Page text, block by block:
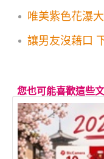
唯美紫色花瀑
讓男友沒藉口
您也可能喜歡這些